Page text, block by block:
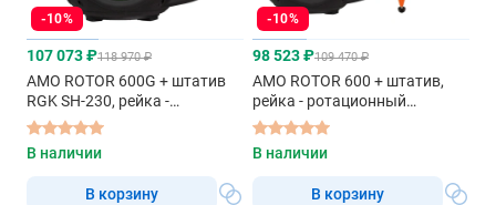
-10%
107 073 ₽118 970 ₽
AMO ROTOR 600G + штатив
RGK SH-230, рейка -
ротационный нивелир с
зеленым лучом
В наличии
В корзину
-10%
98 523 ₽109 470 ₽
AMO ROTOR 600 + штатив,
рейка - ротационный
нивелир с красным лучом
В наличии
В корзину